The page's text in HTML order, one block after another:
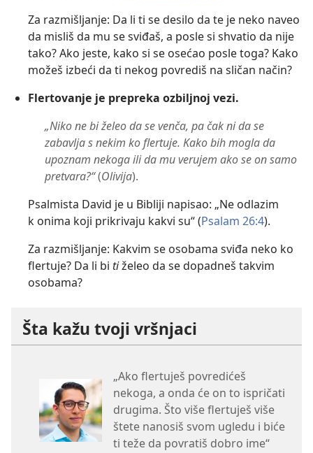
Za razmišljanje: Da li ti se desilo da te je neko naveo
da misliš da mu se sviđaš, a posle si shvatio da nije
tako? Ako jeste, kako si se osećao posle toga? Kako
možeš izbeći da ti nekog povrediš na sličan način?
Flertovanje je prepreka ozbiljnoj vezi.
„Niko ne bi želeo da se venča, pa čak ni da se
zabavlja s nekim ko flertuje. Kako bih mogla da
upoznam nekoga ili da mu verujem ako se on samo
pretvara?“(Olivija).
Psalmista David je u Bibliji napisao: „Ne odlazim
k onima koji prikrivaju kakvi su“ (Psalam 26:4).
Za razmišljanje: Kakvim se osobama sviđa neko ko
flertuje? Da li bi tiželeo da se dopadneš takvim
osobama?
Šta kažu tvoji vršnjaci
„Ako flertuješ povredićeš
nekoga, a onda će on to ispričati
drugima. Što više flertuješ više
štete nanosiš svom ugledu i biće
ti teže da povratiš dobro ime“